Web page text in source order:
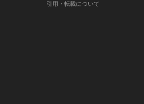
引用・転載について